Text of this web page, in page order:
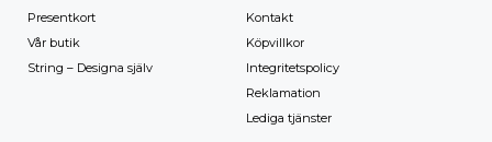
Presentkort
Vår butik
String – Designa själv
Kontakt
Köpvillkor
Integritetspolicy
Reklamation
Lediga tjänster